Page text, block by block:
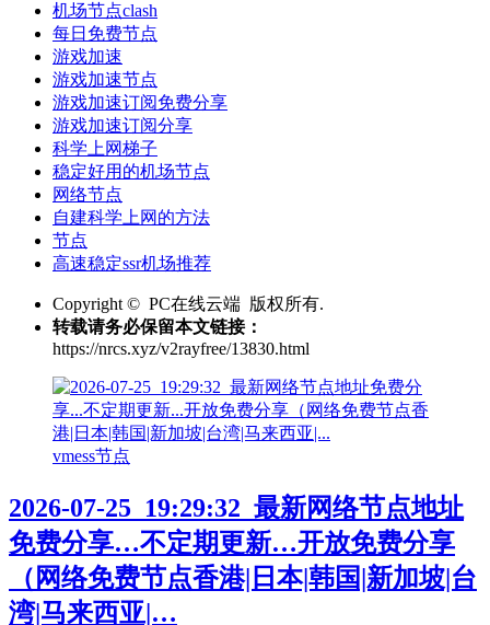
机场节点clash
每日免费节点
游戏加速
游戏加速节点
游戏加速订阅免费分享
游戏加速订阅分享
科学上网梯子
稳定好用的机场节点
网络节点
自建科学上网的方法
节点
高速稳定ssr机场推荐
Copyright © PC在线云端 版权所有.
转载请务必保留本文链接：
https://nrcs.xyz/v2rayfree/13830.html
vmess节点
2026-07-25_19:29:32_最新网络节点地址
免费分享…不定期更新…开放免费分享
（网络免费节点香港|日本|韩国|新加坡|台
湾|马来西亚|…